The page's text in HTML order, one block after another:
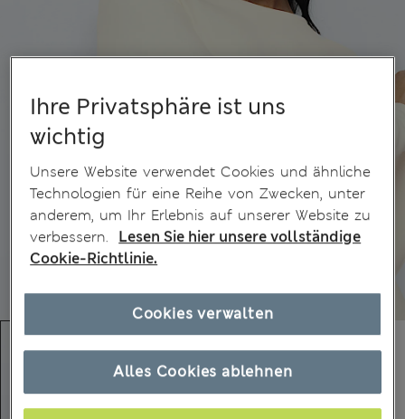
Ihre Privatsphäre ist uns
wichtig
Unsere Website verwendet Cookies und ähnliche
Technologien für eine Reihe von Zwecken, unter
anderem, um Ihr Erlebnis auf unserer Website zu
verbessern.
Lesen Sie hier unsere vollständige
Cookie-Richtlinie.
Alles Cookies ablehnen
Cookies verwalten